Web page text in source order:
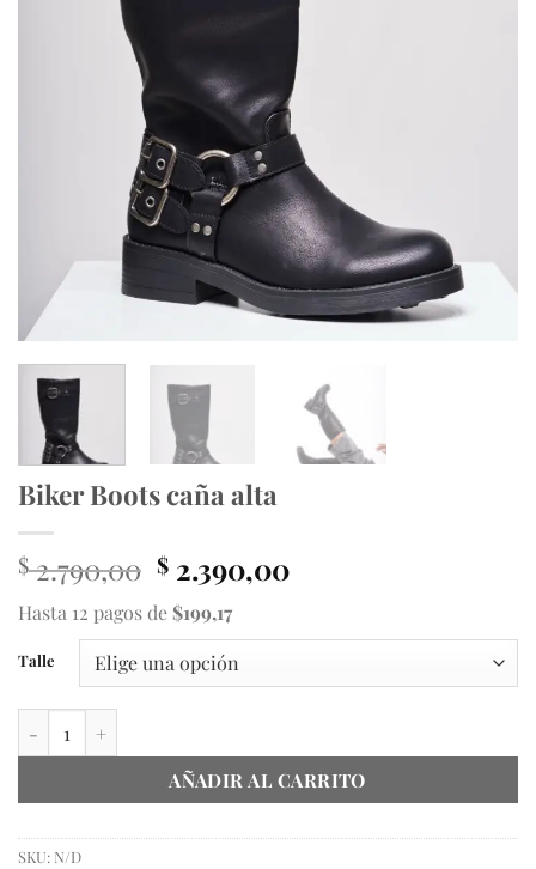
Biker Boots caña alta
$2.790,00 El
precio
original
era:
$ 2.790,00.
$ 2.390,00El
$ 2.390,00.
Hasta 12 pagos de$199,17
Talle
AÑADIR AL CARRITO
SKU: N/D